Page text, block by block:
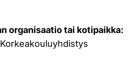
organisaatio tai kotipaikka: